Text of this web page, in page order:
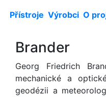
Přístroje Výrobci O
Brander
Georg Friedrich
mechanické a
geodézii a